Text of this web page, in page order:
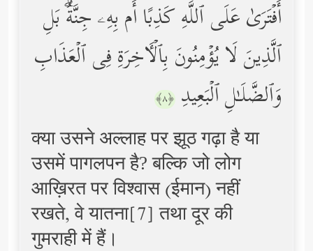
أَفۡتَرَىٰ عَلَى ٱللَّهِ كَذِبًا أَم بِهِۦ جِنَّةُۢۗ بَلِ
ٱلَّذِینَ لَا یُؤۡمِنُونَ بِٱلۡـَٔاخِرَةِ فِی ٱلۡعَذَابِ
وَٱلضَّلَـٰلِ ٱلۡبَعِیدِ ﴿٨﴾
क्या उसने अल्लाह पर झूठ गढ़ा है या
उसमें पागलपन है? बल्कि जो लोग
आख़िरत पर विश्वास (ईमान) नहीं
रखते, वे यातना[7] तथा दूर की
गुमराही में हैं।